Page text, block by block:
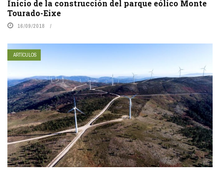
Inicio de la construcción del parque eólico Monte
Tourado-Eixe
16/09/2018
ARTÍCULOS